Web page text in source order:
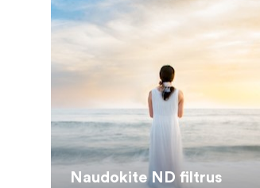
Naudokite ND filtrus